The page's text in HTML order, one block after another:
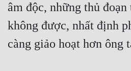
âm độc, những thủ
không được, nhất định
càng giảo hoạt hơn ông